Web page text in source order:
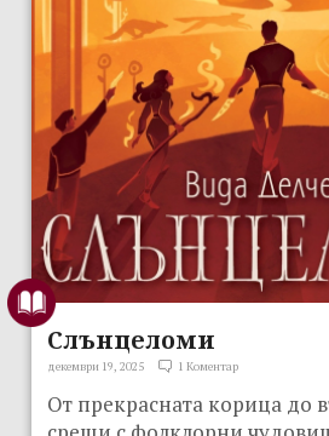
Слънцеломи
декември 19, 2025 1 Коментар
От прекрасната корица до